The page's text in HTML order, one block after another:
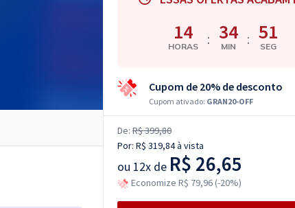
14
HORAS : 34
MIN : 50
SEG
Cupom de 20% de desconto
Cupom ativado: GRAN20-OFF
De: R$ 399,80
Por: R$ 319,84à vista
ou 12x de R$ 26,65
Economize R$ 79,96 (-20%)